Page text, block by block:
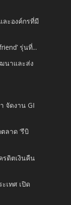
ละองค์กรที่มี
รุ่นที่...
นาและส่ง
จัดงาน GI
ลาด ‘รีบิ
รดิตเงินคืน
เทศ เปิด